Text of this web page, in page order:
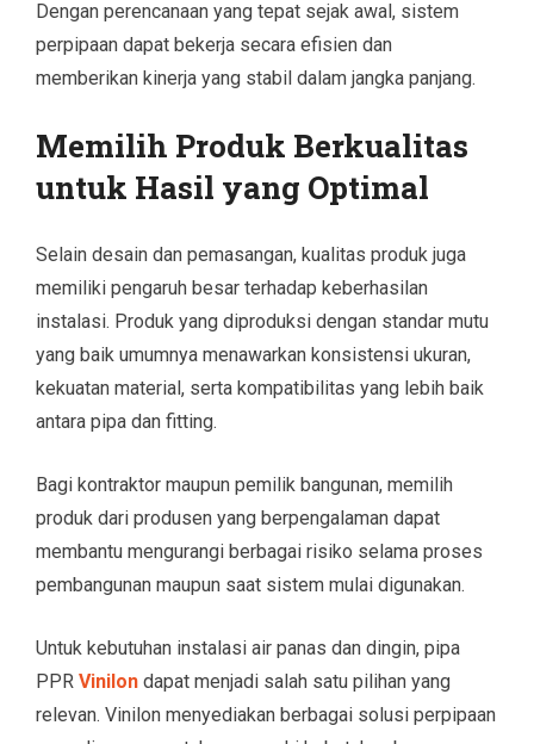
Dengan perencanaan yang tepat sejak awal, sistem
perpipaan dapat bekerja secara efisien dan
memberikan kinerja yang stabil dalam jangka panjang.
Memilih Produk Berkualitas
untuk Hasil yang Optimal
Selain desain dan pemasangan, kualitas produk juga
memiliki pengaruh besar terhadap keberhasilan
instalasi. Produk yang diproduksi dengan standar mutu
yang baik umumnya menawarkan konsistensi ukuran,
kekuatan material, serta kompatibilitas yang lebih baik
antara pipa dan fitting.
Bagi kontraktor maupun pemilik bangunan, memilih
produk dari produsen yang berpengalaman dapat
membantu mengurangi berbagai risiko selama proses
pembangunan maupun saat sistem mulai digunakan.
Untuk kebutuhan instalasi air panas dan dingin, pipa
PPR Vinilon dapat menjadi salah satu pilihan yang
relevan. Vinilon menyediakan berbagai solusi perpipaan